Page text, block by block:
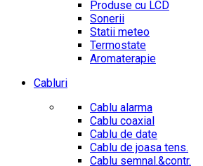
Produse cu LCD
Sonerii
Statii meteo
Termostate
Aromaterapie
Cabluri
Cablu alarma
Cablu coaxial
Cablu de date
Cablu de joasa tens.
Cablu semnal.&contr.